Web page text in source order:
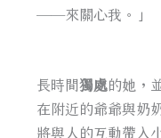
——來關心我。」
長時間獨處的她，
在附近的爺爺與奶
將與人的互動帶入